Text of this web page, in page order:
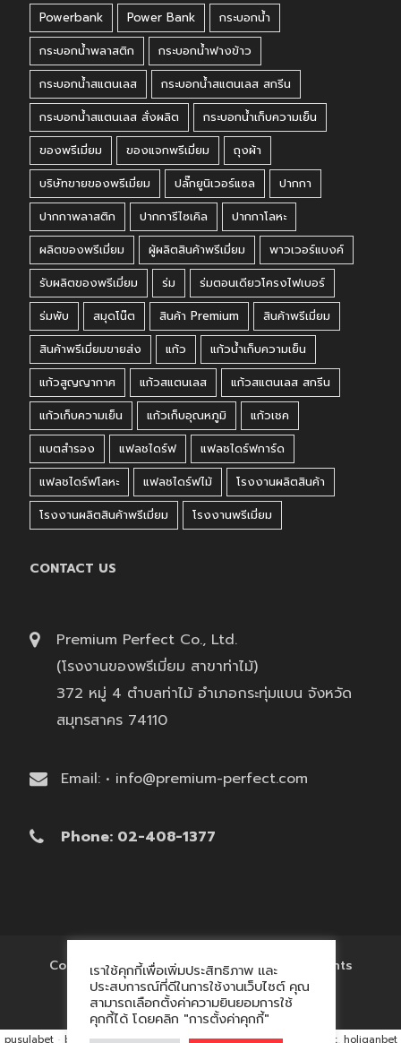
Powerbank Power Bank
กระบอกน้ำ
กระบอกน้ำพลาสติก
กระบอกน้ำฟางข้าว
กระบอกน้ำสแตนเลส
กระบอกน้ำสแตนเลส สกรีน
กระบอกน้ำสแตนเลส สั่งผลิต
กระบอกน้ำเก็บความเย็น
ของพรีเมี่ยม
ของแจกพรีเมี่ยม
ถุงผ้า
บริษัทขายของพรีเมี่ยม
ปลั๊กยูนิเวอร์แซล
ปากกา
ปากกาพลาสติก
ปากการีไซเคิล
ปากกาโลหะ
ผลิตของพรีเมี่ยม
ผู้ผลิตสินค้าพรีเมี่ยม
พาวเวอร์แบงค์
รับผลิตของพรีเมี่ยม
ร่ม
ร่มตอนเดียวโครงไฟเบอร์
ร่มพับ
สมุดโน๊ต สินค้า Premium
สินค้าพรีเมี่ยม
สินค้าพรีเมี่ยมขายส่ง
แก้ว
แก้วน้ำเก็บความเย็น
แก้วสูญญากาศ
แก้วสแตนเลส
แก้วสแตนเลส สกรีน
แก้วเก็บความเย็น
แก้วเก็บอุณหภูมิ
แก้วเชค
แบตสำรอง
แฟลชไดร์ฟ
แฟลชไดร์ฟการ์ด
แฟลชไดร์ฟโลหะ
แฟลชไดร์ฟไม้
โรงงานผลิตสินค้า
โรงงานผลิตสินค้าพรีเมี่ยม
โรงงานพรีเมี่ยม
CONTACT US
Premium Perfect Co., Ltd.
(โรงงานของพรีเมี่ยม สาขาท่าไม้)
372 หมู่ 4 ตำบลท่าไม้ อำเภอกระทุ่มแบน จังหวัด
สมุทรสาคร 74110
Email: • info@premium-perfect.com
Phone: 02-408-1377
Copyright © 2017 'โรงงานของพรีเมี่ยม' All Rights
Reserved.
เราใช้คุกกี้เพื่อเพิ่มประสิทธิภาพ และ
ประสบการณ์ที่ดีในการใช้งานเว็บไซต์ คุณ
สามารถเลือกตั้งค่าความยินยอมการใช้
คุกกี้ได้ โดยคลิก "การตั้งค่าคุกกี้"
pusulabet · betyap · avrupabet · matbet, matbet giriş · holiganbet, holiganbet